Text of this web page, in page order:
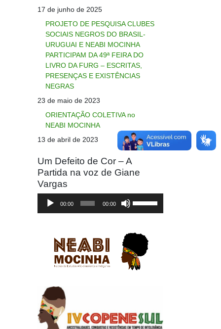
17 de junho de 2025
PROJETO DE PESQUISA CLUBES
SOCIAIS NEGROS DO BRASIL-
URUGUAI E NEABI MOCINHA
PARTICIPAM DA 49ª FEIRA DO
LIVRO DA FURG – ESCRITAS,
PRESENÇAS E EXISTÊNCIAS
NEGRAS
23 de maio de 2023
ORIENTAÇÃO COLETIVA no
NEABI MOCINHA
13 de abril de 2023
Um Defeito de Cor – A
Partida na voz de Giane
Vargas
Tocador
00:00 00:00
cima
ou
para
baixo
diminuir
o